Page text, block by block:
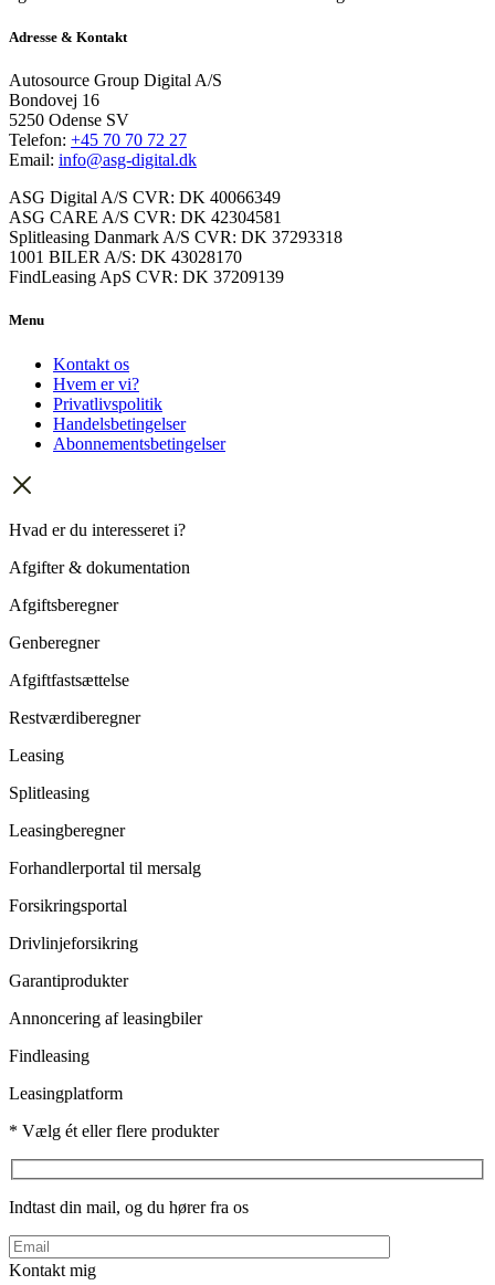
Adresse & Kontakt
Autosource Group Digital A/S
Bondovej 16
5250 Odense SV
Telefon: +45 70 70 72 27
Email: info@asg-digital.dk
ASG Digital A/S CVR: DK 40066349
ASG CARE A/S CVR: DK 42304581
Splitleasing Danmark A/S CVR: DK 37293318
1001 BILER A/S: DK 43028170
FindLeasing ApS CVR: DK 37209139
Menu
Kontakt os
Hvem er vi?
Privatlivspolitik
Handelsbetingelser
Abonnementsbetingelser
Hvad er du interesseret i?
Afgifter & dokumentation
Afgiftsberegner
Genberegner
Afgiftfastsættelse
Restværdiberegner
Leasing
Splitleasing
Leasingberegner
Forhandlerportal til mersalg
Forsikringsportal
Drivlinjeforsikring
Garantiprodukter
Annoncering af leasingbiler
Findleasing
Leasingplatform
* Vælg ét eller flere produkter
Indtast din mail, og du hører fra os
Kontakt mig